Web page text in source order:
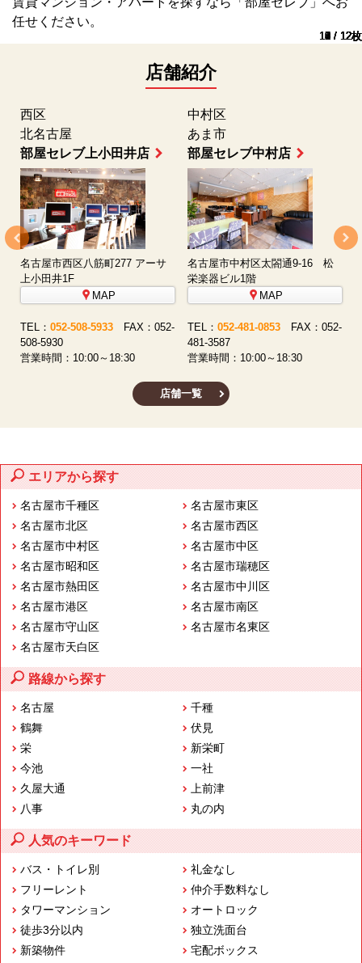
1 / 12枚
2 / 12枚
3 / 12枚
4 / 12枚
5 / 12枚
6 / 12枚
7 / 12枚
8 / 12枚
9 / 12枚
10 / 12枚
11 / 12枚
12 / 12枚
任せください。
店舗紹介
西区
北名古屋
部屋セレブ上小田井店
名古屋市西区八筋町277 アーサ
上小田井1F
MAP
TEL： 052-508-5933 FAX：052-
508-5930
営業時間：10:00～18:30
中村区
あま市
部屋セレブ中村店
名古屋市中村区太閤通9-16 松
栄楽器ビル1階
MAP
TEL： 052-481-0853 FAX：052-
481-3587
営業時間：10:00～18:30
店舗一覧
エリアから探す
名古屋市千種区
名古屋市東区
名古屋市北区
名古屋市西区
名古屋市中村区
名古屋市中区
名古屋市昭和区
名古屋市瑞穂区
名古屋市熱田区
名古屋市中川区
名古屋市港区
名古屋市南区
名古屋市守山区
名古屋市名東区
名古屋市天白区
路線から探す
名古屋
千種
鶴舞
伏見
栄
新栄町
今池
一社
久屋大通
上前津
八事
丸の内
人気のキーワード
バス・トイレ別
礼金なし
フリーレント
仲介手数料なし
タワーマンション
オートロック
徒歩3分以内
独立洗面台
新築物件
宅配ボックス